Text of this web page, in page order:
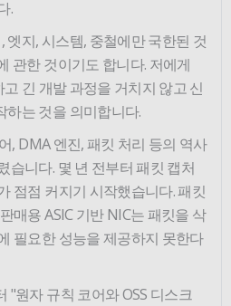
.
엣지, 시스템, 중철에만 국한된 것
관한 것이기도 합니다. 저에게
긴 개발 과정을 거치지 않고 신
하는 것을 의미합니다.
, DMA 엔진, 패킷 처리 등의 역사
습니다. 몇 년 전부터 패킷 캡처
점점 커지기 시작했습니다. 패킷
매용 ASIC 기반 NIC는 패킷을 삭
필요한 성능을 제공하지 못한다
"원자 규칙 코어와 OSS 디스크